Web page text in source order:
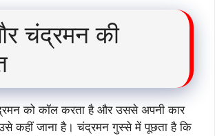
चंद्रमन की
को कॉल करता है और उससे अपनी कार
उसे कहीं जाना है। चंद्रमन गुस्से में पूछता है कि